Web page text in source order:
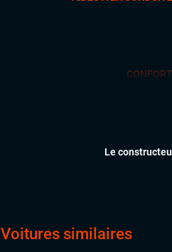
CONFORT
Le
Voitures similaires